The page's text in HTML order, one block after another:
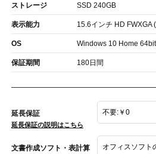
ストレージ SSD 240GB
表示能力 15.6インチ HD FWXGA
OS Windows 10 Home 64bit
保証期間 180日間
延長保証
延長保証の説明はこちら
文書作成ソフト・表計算